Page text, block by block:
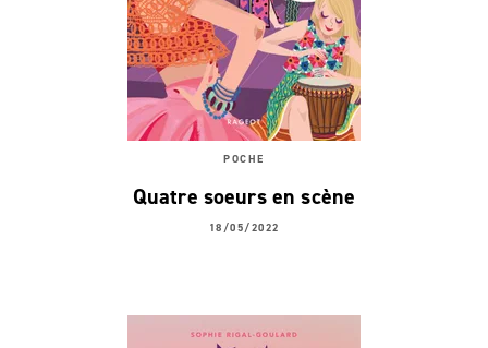
POCHE
Quatre soeurs en scène
18/05/2022